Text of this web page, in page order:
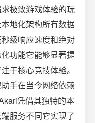
极致游戏体验的玩
地化架构所有数据
级响应速度和绝对
功能它能够显著提
于核心竞技体验。
手在当今网络依赖
凭借其独特的本
服务不同它实现了